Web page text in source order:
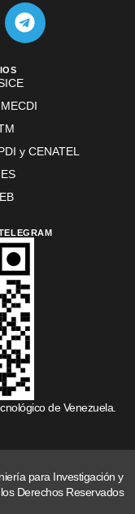
y CENATEL
de Venezuela.
para Investigación y
Derechos Reservados